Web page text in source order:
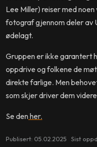
Lee Miller) reiser med
fotograf gjennom deler av
ødelagt.
Gruppen er ikke garantert
oppdrive og folkene de
direkte farlige. Men
som skjer driver dem
Se denher.
Publisert: 05.02.2025 Sist